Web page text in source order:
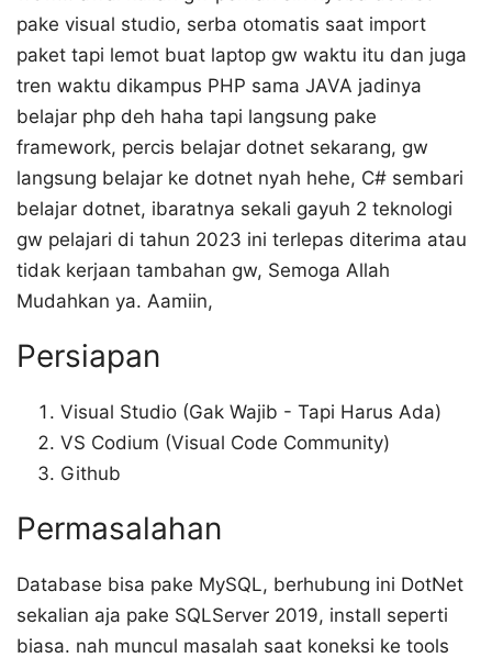
pake visual studio, serba otomatis saat import
paket tapi lemot buat laptop gw waktu itu dan juga
tren waktu dikampus PHP sama JAVA jadinya
belajar php deh haha tapi langsung pake
framework, percis belajar dotnet sekarang, gw
langsung belajar ke dotnet nyah hehe, C# sembari
belajar dotnet, ibaratnya sekali gayuh 2 teknologi
gw pelajari di tahun 2023 ini terlepas diterima atau
tidak kerjaan tambahan gw, Semoga Allah
Mudahkan ya. Aamiin,
Persiapan
Visual Studio (Gak Wajib - Tapi Harus Ada)
VS Codium (Visual Code Community)
Github
Permasalahan
Database bisa pake MySQL, berhubung ini DotNet
sekalian aja pake SQLServer 2019, install seperti
biasa. nah muncul masalah saat koneksi ke tools